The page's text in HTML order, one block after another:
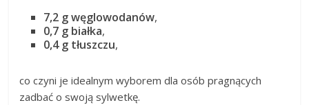
7,2 g węglowodanów,
0,7 g białka,
0,4 g tłuszczu,
co czyni je idealnym wyborem dla osób pragnących
zadbać o swoją sylwetkę.